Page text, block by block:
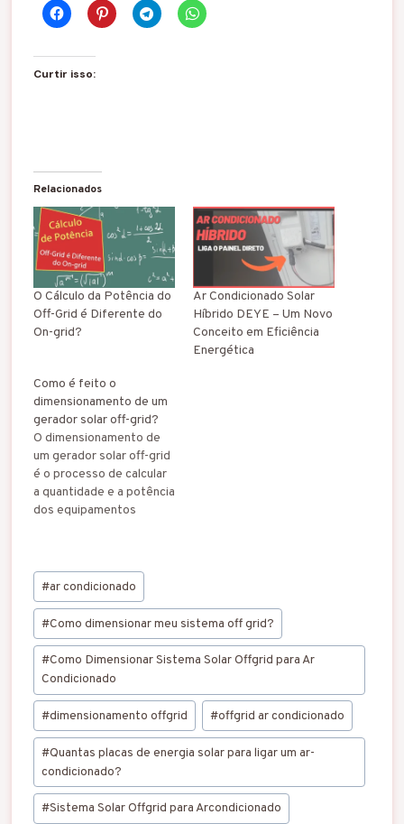
Curtir isso:
Relacionados
O Cálculo da Potência do
Off-Grid é Diferente do
On-grid?
Ar Condicionado Solar
Híbrido DEYE – Um Novo
Conceito em Eficiência
Energética
Como é feito o
dimensionamento de um
gerador solar off-grid?
O dimensionamento de
um gerador solar off-grid
é o processo de calcular
a quantidade e a potência
dos equipamentos
rede elétrica. Para fazer
o dimensionamento, é
preciso seguir alguns
passos, como: Relacionar
todos os equipamentos
que serão alimentados…
Tags
do
Post:
#ar condicionado
#Como dimensionar meu sistema off grid?
#Como Dimensionar Sistema Solar Offgrid para Ar
Condicionado
#dimensionamento offgrid #offgrid ar condicionado
#Quantas placas de energia solar para ligar um ar-
condicionado?
#Sistema Solar Offgrid para Arcondicionado